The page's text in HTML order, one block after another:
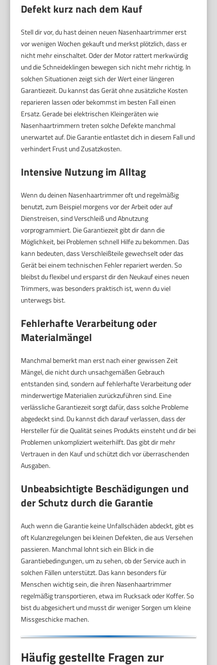
Defekt kurz nach dem Kauf
Stell dir vor, du hast deinen neuen Nasenhaartrimmer erst
vor wenigen Wochen gekauft und merkst plötzlich, dass er
nicht mehr einschaltet. Oder der Motor rattert merkwürdig
und die Schneideklingen bewegen sich nicht mehr richtig. In
solchen Situationen zeigt sich der Wert einer längeren
Garantiezeit. Du kannst das Gerät ohne zusätzliche Kosten
reparieren lassen oder bekommst im besten Fall einen
Ersatz. Gerade bei elektrischen Kleingeräten wie
Nasenhaartrimmern treten solche Defekte manchmal
unerwartet auf. Die Garantie entlastet dich in diesem Fall und
verhindert Frust und Zusatzkosten.
Intensive Nutzung im Alltag
Wenn du deinen Nasenhaartrimmer oft und regelmäßig
benutzt, zum Beispiel morgens vor der Arbeit oder auf
Dienstreisen, sind Verschleiß und Abnutzung
vorprogrammiert. Die Garantiezeit gibt dir dann die
Möglichkeit, bei Problemen schnell Hilfe zu bekommen. Das
kann bedeuten, dass Verschleißteile gewechselt oder das
Gerät bei einem technischen Fehler repariert werden. So
bleibst du flexibel und ersparst dir den Neukauf eines neuen
Trimmers, was besonders praktisch ist, wenn du viel
unterwegs bist.
Fehlerhafte Verarbeitung oder
Materialmängel
Manchmal bemerkt man erst nach einer gewissen Zeit
Mängel, die nicht durch unsachgemäßen Gebrauch
entstanden sind, sondern auf fehlerhafte Verarbeitung oder
minderwertige Materialien zurückzuführen sind. Eine
verlässliche Garantiezeit sorgt dafür, dass solche Probleme
abgedeckt sind. Du kannst dich darauf verlassen, dass der
Hersteller für die Qualität seines Produkts einsteht und dir bei
Problemen unkompliziert weiterhilft. Das gibt dir mehr
Vertrauen in den Kauf und schützt dich vor überraschenden
Ausgaben.
Unbeabsichtigte Beschädigungen und
der Schutz durch die Garantie
Auch wenn die Garantie keine Unfallschäden abdeckt, gibt es
oft Kulanzregelungen bei kleinen Defekten, die aus Versehen
passieren. Manchmal lohnt sich ein Blick in die
Garantiebedingungen, um zu sehen, ob der Service auch in
solchen Fällen unterstützt. Das kann besonders für
Menschen wichtig sein, die ihren Nasenhaartrimmer
regelmäßig transportieren, etwa im Rucksack oder Koffer. So
bist du abgesichert und musst dir weniger Sorgen um kleine
Missgeschicke machen.
Häufig gestellte Fragen zur